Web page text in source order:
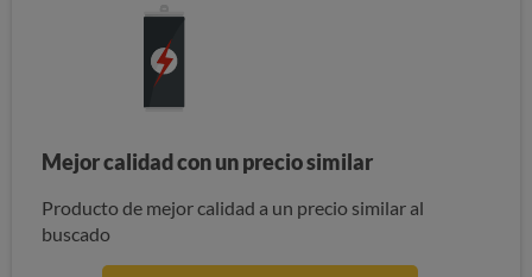
Mejor calidad con un precio similar
Producto de mejor calidad a un precio similar al
buscado